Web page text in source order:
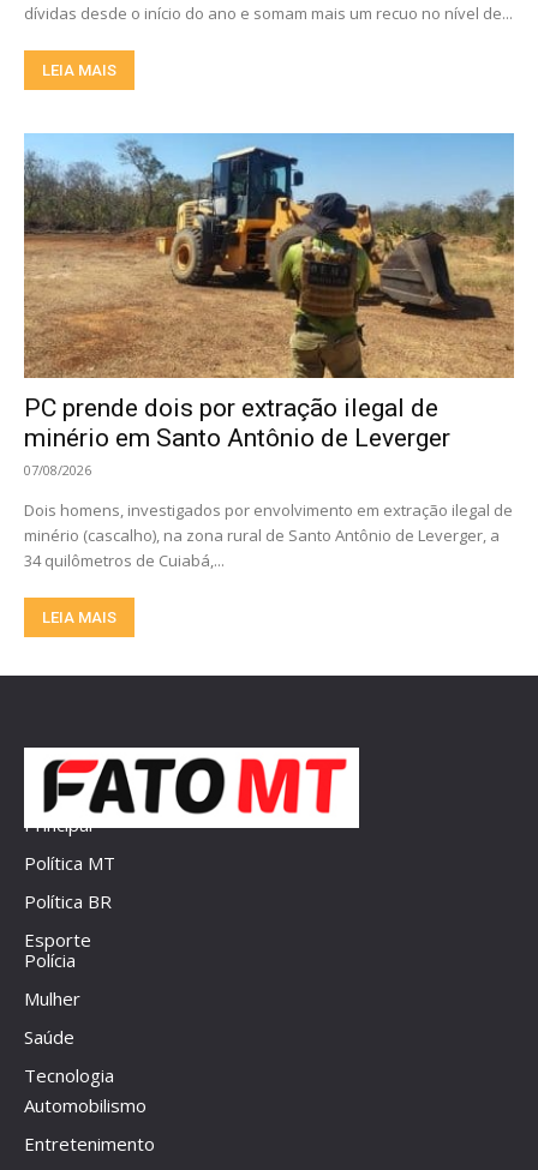
dívidas desde o início do ano e somam mais um recuo no nível de...
LEIA MAIS
PC prende dois por extração ilegal de
minério em Santo Antônio de Leverger
07/08/2026
Dois homens, investigados por envolvimento em extração ilegal de
minério (cascalho), na zona rural de Santo Antônio de Leverger, a
34 quilômetros de Cuiabá,...
LEIA MAIS
Principal
Política MT
Política BR
Esporte
Polícia
Mulher
Saúde
Tecnologia
Automobilismo
Entretenimento